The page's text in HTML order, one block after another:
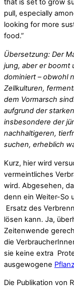
that is set to grow
pull, especially
looking for more
food.”
Übersetzung: Der
jung, aber er boomt
dominiert – obwohl
Zellkulturen,
dem Vormarsch
aufgrund der
insbesondere der
nachhaltigeren,
suchen, erheblich
Kurz, hier wird
vermeintliches
wird. Abgesehen,
denn ein Weiter-So
Ersatz des
lösen kann. Ja,
Zeitenwende
die
sie keine extra
ausgewogene
Die Publikation von